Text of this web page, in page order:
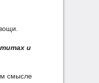
и
смысле